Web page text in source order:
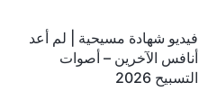
فيديو شهادة مسيحية | لم أعد
أنافس الآخرين – أصوات
التسبيح 2026